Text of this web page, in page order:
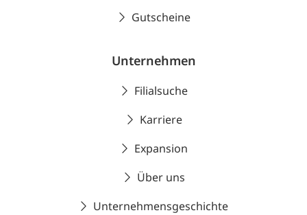
Gutscheine
Unternehmen
Filialsuche
Karriere
Expansion
Über uns
Unternehmensgeschichte